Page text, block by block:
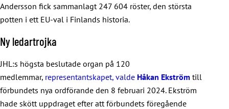
Andersson fick sammanlagt 247 604 röster, den största
potten i ett EU-val i Finlands historia.
Ny ledartrojka
JHL:s högsta beslutade organ på 120
medlemmar, representantskapet, valde Håkan Ekström till
förbundets nya ordförande den 8 februari 2024. Ekström
hade skött uppdraget efter att förbundets föregående